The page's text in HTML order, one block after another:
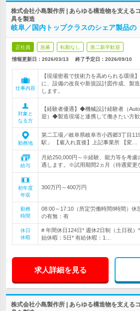
株式会社小島製作所 | あらゆる構造物を支える
具を製造
岐阜／国内トップクラスのシェア製品の
正社員 急募 転勤なし 第二新卒歓迎
情報更新日：2026/03/13 終了予定日： 2026/09/10
仕事内容
【現場密着で技術力を高められる環境
に、設備の改良や新規設計図作成、製
します。
対象と
なる方
【経験者優遇】◆機械設計経験者（
迎）◆製造現場と連携して働きたい方
勤務地
第二工場／岐阜県岐阜市小西郷3丁目
駅」 【雇入れ直後】上記事業所 【変…
給与
月給250,000円～※経験、能力等を考慮
遇します。※試用期間2ヵ月（待遇変更
初年度
年収
300万円～400万円
勤務
時間
08:00～17:10（所定労働時間8時間）休
の有無：有
休日
休暇
# 年間休日124日* 週休2日制（土日祝
始休暇：5日* 有給休暇：1…
求人詳細を見る
株式会社小島製作所 | あらゆる構造物を支える